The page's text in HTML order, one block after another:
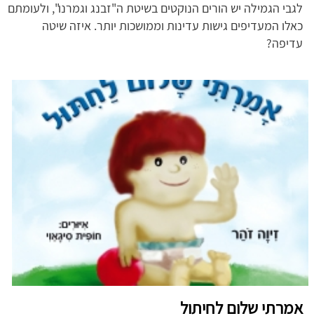
לגבי הגמילה יש הורים הנוקטים בשיטת ה"זבנג וגמרנו", ולעומתם
כאלו המעדיפים גישות עדינות וממושכות יותר. איזה שיטה
עדיפה?
אמרתי שלום לחיתול